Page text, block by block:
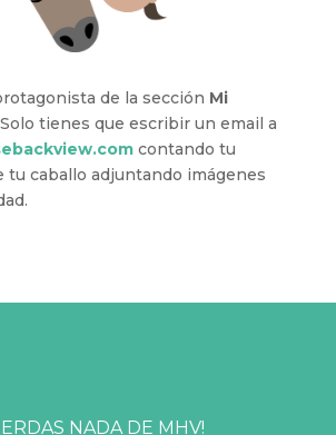
de la sección Mi
tienes que escribir un email a
contando tu
tu caballo adjuntando imágenes
NADA DE MHV!